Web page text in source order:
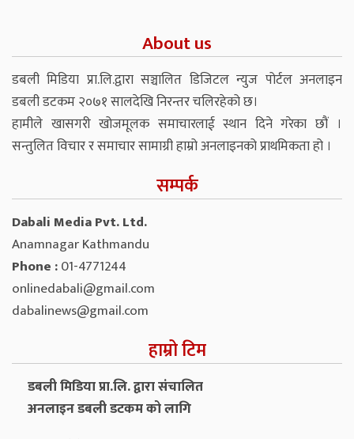
About us
डबली मिडिया प्रा.लि.द्वारा सञ्चालित डिजिटल न्युज पोर्टल अनलाइन
डबली डटकम २०७१ सालदेखि निरन्तर चलिरहेको छ।
हामीले खासगरी खोजमूलक समाचारलाई स्थान दिने गरेका छौं ।
सन्तुलित विचार र समाचार सामाग्री हाम्रो अनलाइनको प्राथमिकता हो ।
सम्पर्क
Dabali Media Pvt. Ltd.
Anamnagar Kathmandu
Phone :01-4771244
onlinedabali@gmail.com
dabalinews@gmail.com
हाम्रो टिम
डबली मिडिया प्रा.लि. द्वारा संचालित
अनलाइन डबली डटकम को लागि